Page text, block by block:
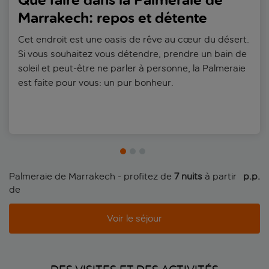
Marrakech: repos et détente
Cet endroit est une oasis de rêve au cœur du désert.
Si vous souhaitez vous détendre, prendre un bain de
soleil et peut-être ne parler à personne, la Palmeraie
est faite pour vous: un pur bonheur.
Palmeraie de Marrakech - profitez de 7 nuits à partir
de
p.p.
Voir le séjour